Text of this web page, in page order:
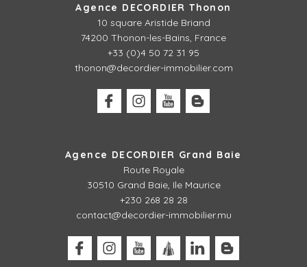
Agence DECORDIER Thonon
10 square Aristide Briand
74200 Thonon-les-Bains, France
+33 (0)4 50 72 31 95
thonon@decordier-immobilier.com
Agence DECORDIER Grand Baie
Route Royale
30510 Grand Baie, Ile Maurice
+230 268 28 28
contact@decordier-immobilier.mu